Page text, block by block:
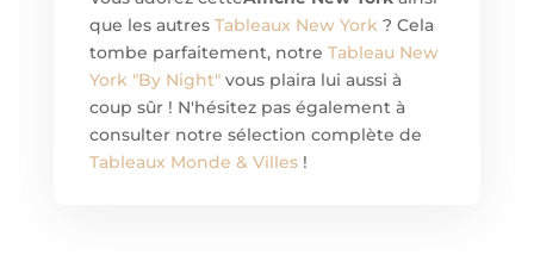
que les autres Tableaux New York? Cela
tombe parfaitement, notre Tableau New
York "By Night"vous plaira lui aussi à
coup sûr ! N'hésitez pas également à
consulter notre sélection complète de
Tableaux Monde & Villes!